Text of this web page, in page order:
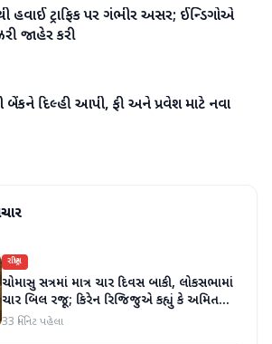
હવાઈ ટ્રાફિક પર ગંભીર અસર; ઈન્ડિગોએ
જાહેર કરી
બેંકને દિલ્હી આપી, ફી અને પ્રવેશ માટે નવા
રાષ્ટ્રીય
ચોમાસુ સત્રમાં માત્ર ચાર દિવસ બાકી, લોકસભામાં
ચાર બિલ રજૂ; કિરેન રિજિજુએ કહ્યું કે અમિત
શાહ ચર્ચા પછી જવાબ આપશે
33 મિનિટ પહેલા